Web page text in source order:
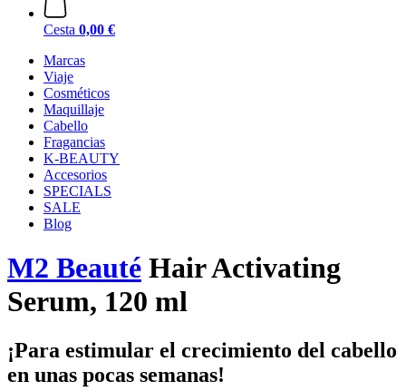
Cesta 0,00 €
Marcas
Viaje
Cosméticos
Maquillaje
Cabello
Fragancias
K-BEAUTY
Accesorios
SPECIALS
SALE
Blog
M2 Beauté Hair Activating
Serum, 120 ml
¡Para estimular el crecimiento del cabello
en unas pocas semanas!